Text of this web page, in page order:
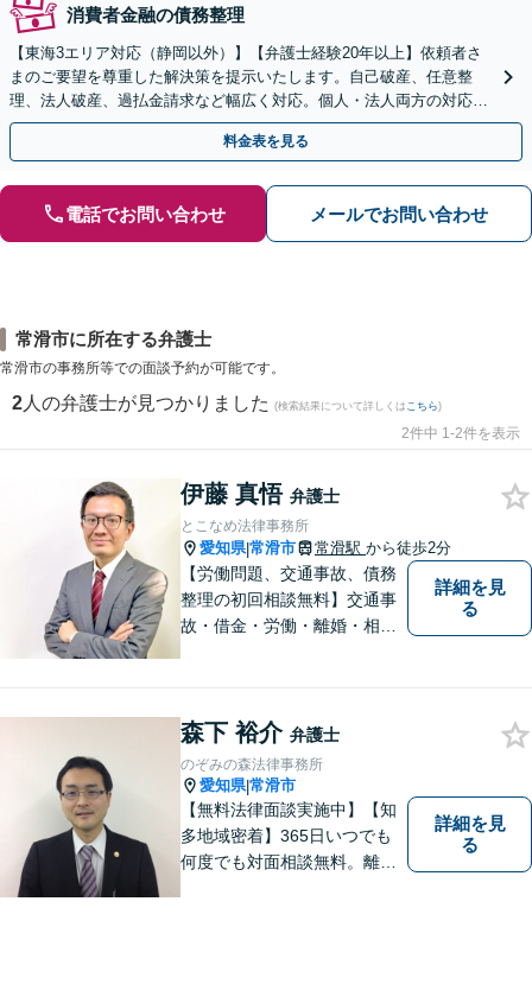
消費者金融の債務整理
【東海3エリア対応（静岡以外）】【弁護士経験20年以上】依頼者さ
まのご要望を尊重した解決策を提示いたします。自己破産、任意整
理、法人破産、過払金請求など幅広く対応。個人・法人両方の対応が
可能です。【初回面談無料】【完全個室で秘密厳守】
料金表を見る
電話でお問い合わせ メールでお問い合わせ
常滑市に所在する弁護士
常滑市の事務所等での面談予約が可能です。
2 人の弁護士が見つかりました (検索結果について詳しくは こちら)
2件中 1-2件を表示
伊藤 真悟 弁護士
とこなめ法律事務所
愛知県|常滑市 常滑駅 から徒歩2分
【労働問題、交通事故、債務
整理の初回相談無料】交通事
故・借金・労働・離婚・相続
町、東浦町、美浜町、南知多
町などでお困りの方がいまし
たらすぐにご相談ください。
詳細を見
る
森下 裕介 弁護士
のぞみの森法律事務所
愛知県|常滑市
【無料法律面談実施中】【知
多地域密着】365日いつでも
何度でも対面相談無料。離
詳細を見
る